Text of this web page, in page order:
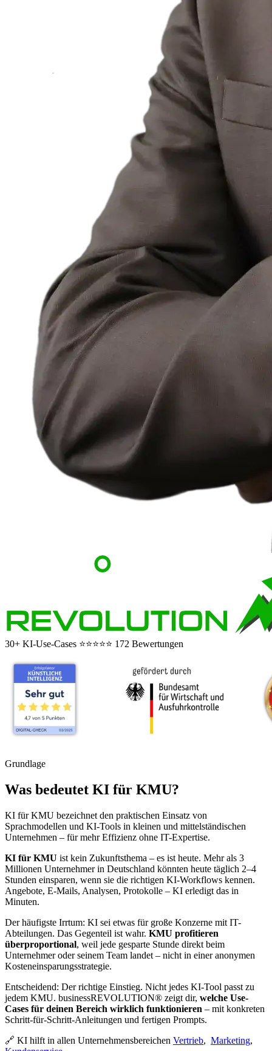
30+ KI-Use-Cases ⭐⭐⭐⭐⭐ 172 Bewertungen
Grundlage
Was bedeutet KI für KMU?
KI für KMU bezeichnet den praktischen Einsatz von
Sprachmodellen und KI-Tools in kleinen und mittelständischen
Unternehmen – für mehr Effizienz ohne IT-Expertise.
KI für KMU ist kein Zukunftsthema – es ist heute. Mehr als 3
Millionen Unternehmer in Deutschland könnten heute täglich 2–4
Stunden einsparen, wenn sie die richtigen KI-Workflows kennen.
Angebote, E-Mails, Analysen, Protokolle – KI erledigt das in
Minuten.
Der häufigste Irrtum: KI sei etwas für große Konzerne mit IT-
Abteilungen. Das Gegenteil ist wahr. KMU profitieren
überproportional, weil jede gesparte Stunde direkt beim
Unternehmer oder seinem Team landet – nicht in einer anonymen
Kosteneinsparungsstrategie.
Entscheidend: Der richtige Einstieg. Nicht jedes KI-Tool passt zu
jedem KMU. businessREVOLUTION® zeigt dir, welche Use-
Cases für deinen Bereich wirklich funktionieren – mit konkreten
Schritt-für-Schritt-Anleitungen und fertigen Prompts.
🔗 KI hilft in allen Unternehmensbereichen Vertrieb, Marketing,